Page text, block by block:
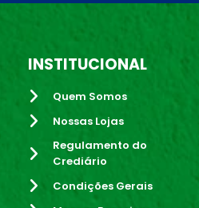
INSTITUCIONAL
Quem Somos
Nossas Lojas
Regulamento do
Crediário
Condições Gerais